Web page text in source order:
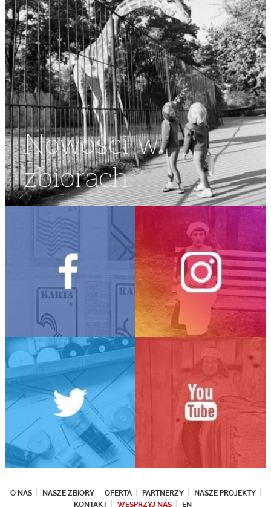
Nowości w
zbiorach
O NAS NASZE ZBIORY OFERTA PARTNERZY
NASZE PROJEKTY
KONTAKT
WESPRZYJ NAS EN